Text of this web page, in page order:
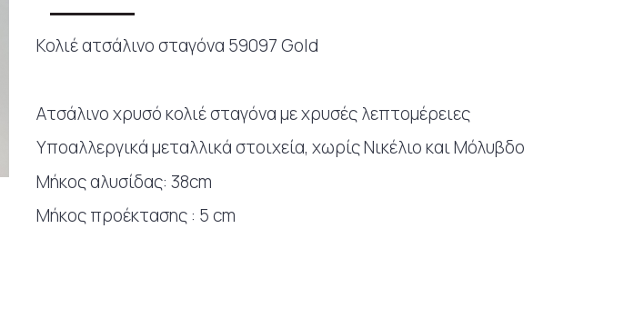
Κολιέ ατσάλινο σταγόνα 59097 Gold
Ατσάλινο χρυσό κολιέ σταγόνα με χρυσές λεπτομέρειες
Υποαλλεργικά μεταλλικά στοιχεία, χωρίς Νικέλιο και Μόλυβδο
Μήκος αλυσίδας: 38cm
Μήκος προέκτασης : 5 cm